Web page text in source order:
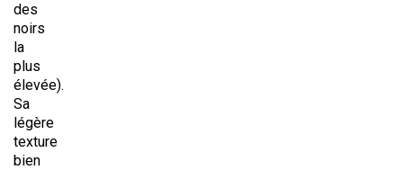
des
noirs
la
plus
élevée).
Sa
légère
texture
bien